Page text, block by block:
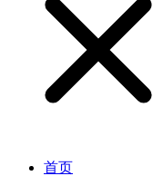
首页